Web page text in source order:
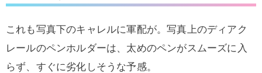
これも写真下のキャレルに軍配が。写真上のディアク
レールのペンホルダーは、太めのペンがスムーズに入
らず、すぐに劣化しそうな予感。